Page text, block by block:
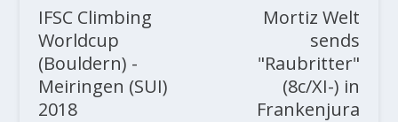
IFSC Climbing
Worldcup
(Bouldern) -
Meiringen (SUI)
2018
Mortiz Welt
sends
"Raubritter"
(8c/XI-) in
Frankenjura